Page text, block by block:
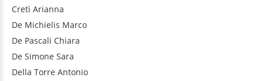
Cretì Arianna
De Michielis Marco
De Pascali Chiara
De Simone Sara
Della Torre Antonio